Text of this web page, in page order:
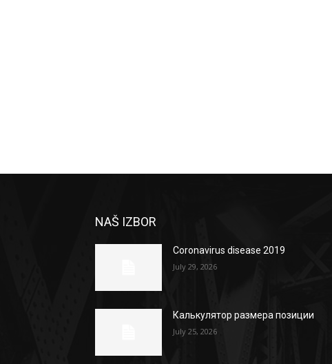
NAŠ IZBOR
Coronavirus disease 2019
July 29, 2026
Калькулятор размера позиции
July 25, 2026